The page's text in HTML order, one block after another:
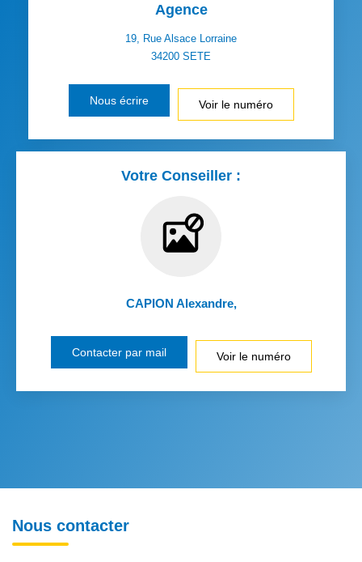
Agence
19, Rue Alsace Lorraine
34200 SETE
Nous écrire Voir le numéro
Votre Conseiller :
CAPION Alexandre,
Contacter par mail Voir le numéro
Nous contacter